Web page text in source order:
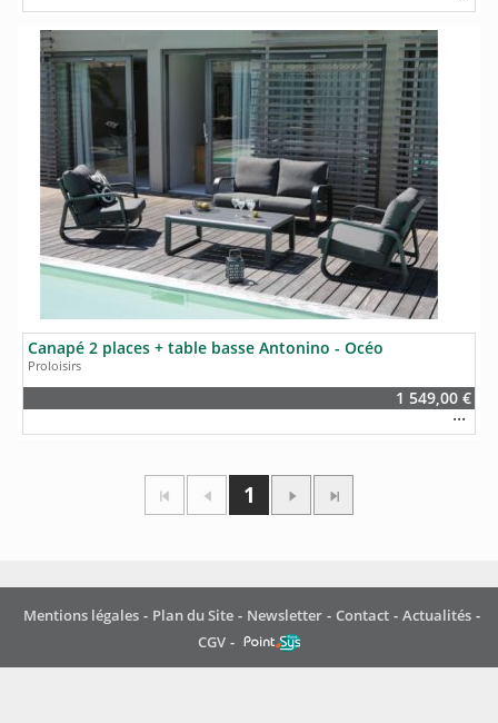
Canapé 2 places + table basse Antonino - Océo
Proloisirs
1 549,00 €
1
Mentions légales Plan du Site Newsletter Contact
Actualités
CGV